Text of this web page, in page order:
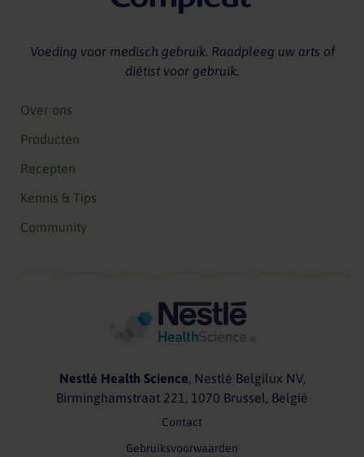
Voeding voor medisch gebruik. Raadpleeg uw arts of
diëtist voor gebruik.
Over ons
Producten
Recepten
Kennis & Tips
Community
Nestlé Health Science, Nestlé Belgilux NV,
Birminghamstraat 221, 1070 Brussel, België
Contact
Gebruiksvoorwaarden